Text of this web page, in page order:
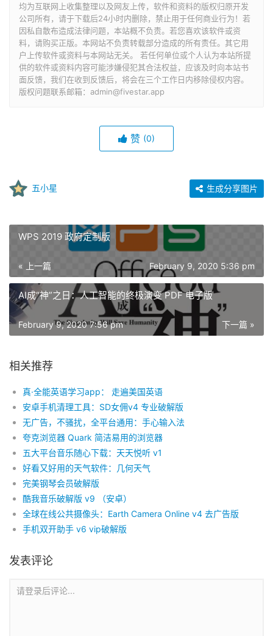
均为互联网上收集整理以及网友上传，软件和资料的版权归原开发
公司所有，请于下载后24小时内删除，禁止用于任何商业行为！若
因私自散布造成法律问题，本站概不负责。若您喜欢该软件或资
料，请购买正版。本网站不负责转载部分造成的所有责任。其它用
户上传软件或资料与本网站无关。 若任何单位或个人认为本站所提
供的软件或资料内容可能涉嫌侵犯其合法权益，应该及时向本站书
面反馈，我们在收到反馈后，将会在三个工作日内移除侵权内容。
版权问题联系邮箱：admin@fivestar.app
赞 (0)
五小星 生成分享图片
WPS 2019 政府定制版
« 上一篇 February 9, 2020 5:36 pm
AI成“神”之日：人工智能的终极演变 PDF 电子版
下一篇 »
February 9, 2020 7:56 pm
相关推荐
真·全能英语学习app： 走遍美国英语
安卓手机清理工具：SD女佣v4 专业破解版
无广告，不骚扰，全平台通用：手心输入法
夸克浏览器 Quark 简洁易用的浏览器
五大平台音乐随心下载：天天悦听 v1
好看又好用的天气软件：几何天气
完美钢琴会员破解版
酷我音乐破解版 v9 （安卓）
全球在线公共摄像头：Earth Camera Online v4 去广告版
手机双开助手 v6 vip破解版
发表评论
请登录后评论...